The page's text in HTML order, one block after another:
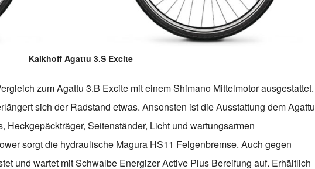
Kalkhoff Agattu 3.S Excite
zum Agattu 3.B Excite mit einem Shimano Mittelmotor ausgestattet.
sich der Radstand etwas. Ansonsten ist die Ausstattung dem Agattu
Heckgepäckträger, Seitenständer, Licht und wartungsarmen
sorgt die hydraulische Magura HS11 Felgenbremse. Auch gegen
und wartet mit Schwalbe Energizer Active Plus Bereifung auf. Erhältlich